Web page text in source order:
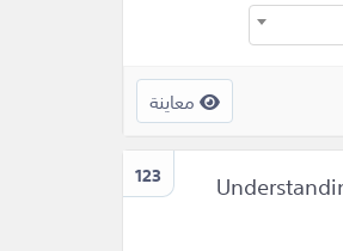
معاينة
123